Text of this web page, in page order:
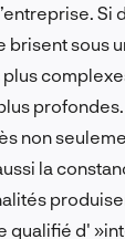
Si
brisent sous
non
la
qualifié d'